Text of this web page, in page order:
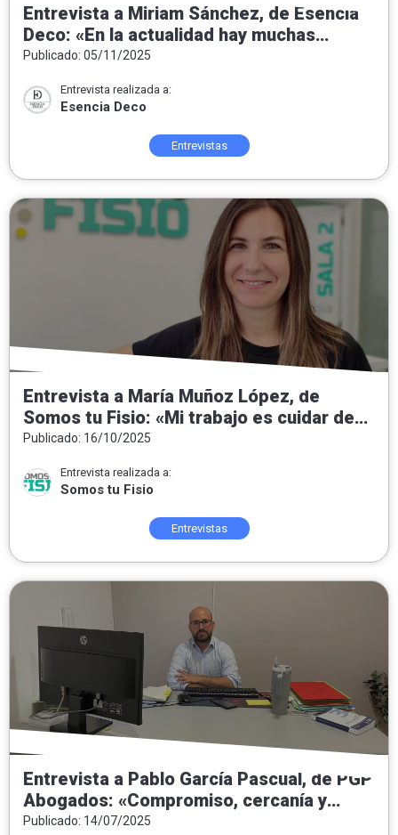
Entrevista a Miriam Sánchez, de Esencia
Deco: «En la actualidad hay muchas
tendencias pero nuestra intención
Publicado: 05/11/2025
Entrevista realizada a:
Esencia Deco
Entrevistas
Entrevista a María Muñoz López, de
Somos tu Fisio: «Mi trabajo es cuidar de
las personas, del equipo y de un proyecto
Publicado: 16/10/2025
Entrevista realizada a:
Somos tu Fisio
Entrevistas
Entrevista a Pablo García Pascual, de PGP
Abogados: «Compromiso, cercanía y
honestidad como pilares del ejercicio del
Publicado: 14/07/2025